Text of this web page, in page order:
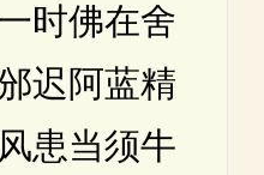
佛在舍
迟阿蓝精
患当须牛